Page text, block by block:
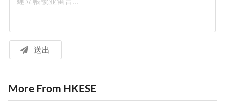
送出
More From HKESE